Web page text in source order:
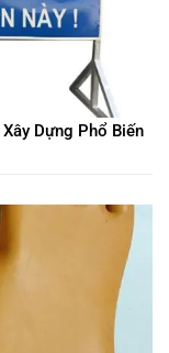
Dựng Phổ Biến